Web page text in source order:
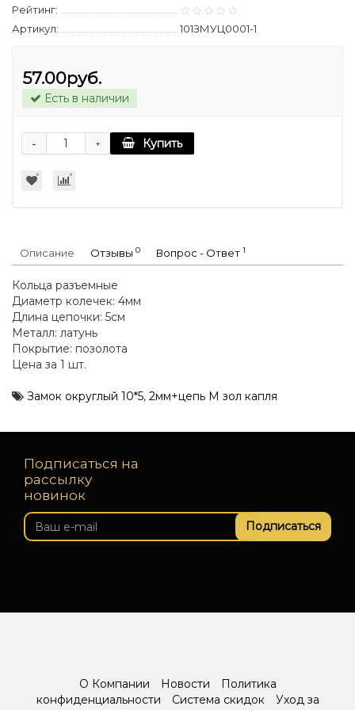
Рейтинг:
Артикул:
101ЗМУЦ0001-1
57.00руб.
Есть в наличии
+
- Купить
Описание Отзывы 0 Вопрос - Ответ 1
Кольца разъемные
Диаметр колечек: 4мм
Длина цепочки: 5см
Металл: латунь
Покрытие: позолота
Цена за 1 шт.
Замок округлый 10*5, 2мм+цепь М зол капля
Подписаться на
рассылку
новинок
Подписаться
О Компании Новости
Политика
конфиденциальности
Система скидок
Уход за